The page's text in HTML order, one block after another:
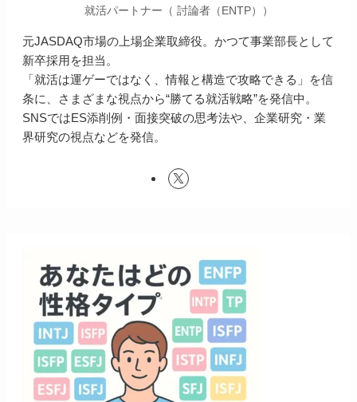
就活パートナー（ 討論者（ENTP））
元JASDAQ市場の上場企業取締役。かつて事業部長として
新卒採用を担当。
「就活は運ゲーではなく、情報と構造で攻略できる」を信
条に、さまざまな視点から“勝てる就活戦略”を発信中。
SNSではES添削例・面接突破の思考法や、企業研究・業
界研究の視点などを発信。